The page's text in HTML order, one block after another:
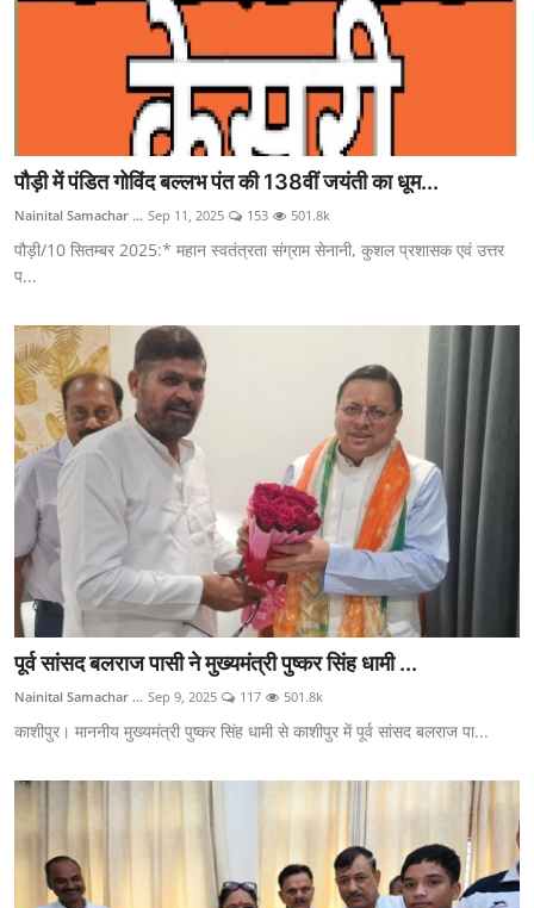
पौड़ी में पंडित गोविंद बल्लभ पंत की 138वीं जयंती का धूम...
Nainital Samachar ... Sep 11, 2025 153 501.8k
पौड़ी/10 सितम्बर 2025:* महान स्वतंत्रता संग्राम सेनानी, कुशल प्रशासक एवं उत्तर
प...
पूर्व सांसद बलराज पासी ने मुख्यमंत्री पुष्कर सिंह धामी ...
Nainital Samachar ... Sep 9, 2025 117 501.8k
काशीपुर। माननीय मुख्यमंत्री पुष्कर सिंह धामी से काशीपुर में पूर्व सांसद बलराज पा...